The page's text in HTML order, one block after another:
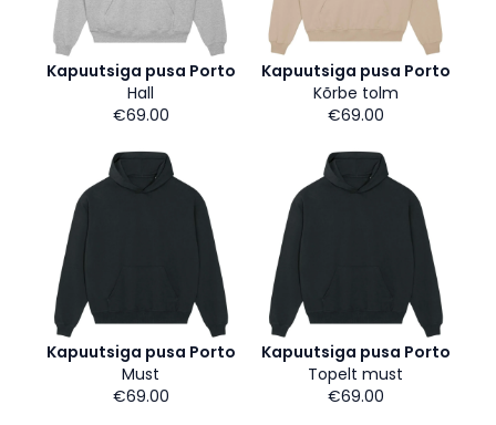
Kapuutsiga pusa Porto
Hall
€69.00
Kapuutsiga pusa Porto
Kõrbe tolm
€69.00
Kapuutsiga pusa Porto
Must
€69.00
Kapuutsiga pusa Porto
Topelt must
€69.00